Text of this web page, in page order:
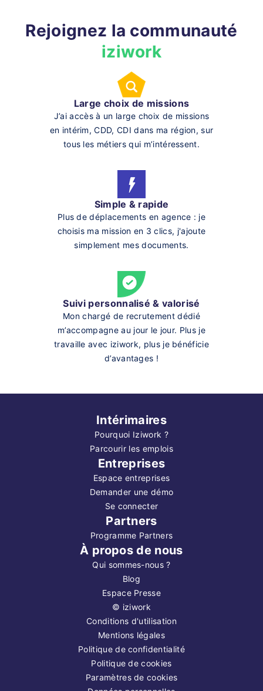
Rejoignez la communauté
iziwork
Large choix de missions
J’ai accès à un large choix de missions
en intérim, CDD, CDI dans ma région, sur
tous les métiers qui m’intéressent.
Simple & rapide
Plus de déplacements en agence : je
choisis ma mission en 3 clics, j'ajoute
simplement mes documents.
Suivi personnalisé & valorisé
Mon chargé de recrutement dédié
m’accompagne au jour le jour. Plus je
travaille avec iziwork, plus je bénéficie
d’avantages !
Intérimaires
Pourquoi Iziwork ?
Parcourir les emplois
Entreprises
Espace entreprises
Demander une démo
Se connecter
Partners
Programme Partners
À propos de nous
Qui sommes-nous ?
Blog
Espace Presse
© iziwork
Conditions d'utilisation
Mentions légales
Politique de confidentialité
Politique de cookies
Paramètres de cookies